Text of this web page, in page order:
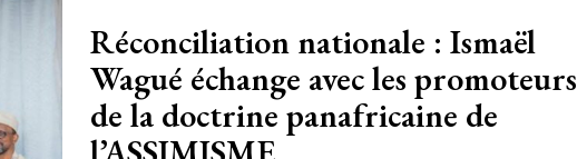
Réconciliation nationale : Ismaël
Wagué échange avec les promoteurs
de la doctrine panafricaine de